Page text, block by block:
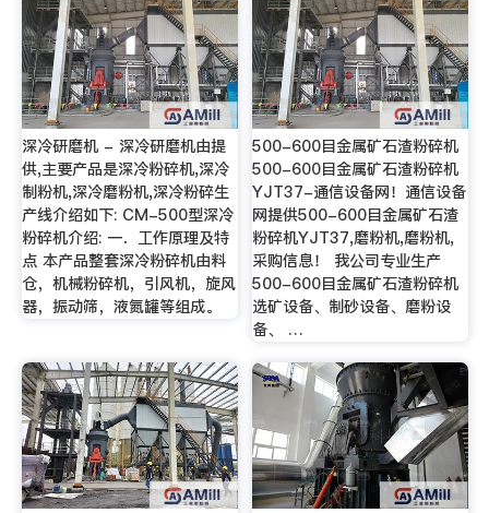
深冷研磨机 - 深冷研磨机由提
供,主要产品是深冷粉碎机,深冷
制粉机,深冷磨粉机,深冷粉碎生
产线介绍如下: CM-500型深冷
粉碎机介绍: 一．工作原理及特
点 本产品整套深冷粉碎机由料
仓，机械粉碎机，引风机，旋风
器，振动筛，液氮罐等组成。
500-600目金属矿石渣粉碎机
500-600目金属矿石渣粉碎机
YJT37-通信设备网！通信设备
网提供500-600目金属矿石渣
粉碎机YJT37,磨粉机,磨粉机,
采购信息！ 我公司专业生产
500-600目金属矿石渣粉碎机
选矿设备、制砂设备、磨粉设
备、 …